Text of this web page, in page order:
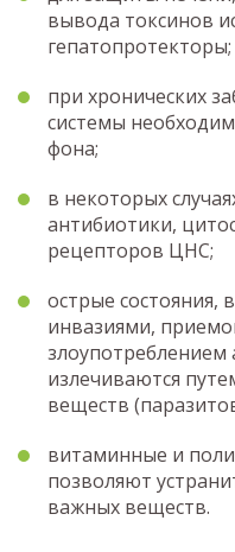
вывода токсинов
гепатопротекторы;
при хронических
системы
фона;
в некоторых
антибиотики,
рецепторов ЦНС;
острые состояния,
инвазиями,
злоупотреблением
излечиваются
веществ
витаминные и
позволяют
важных веществ.